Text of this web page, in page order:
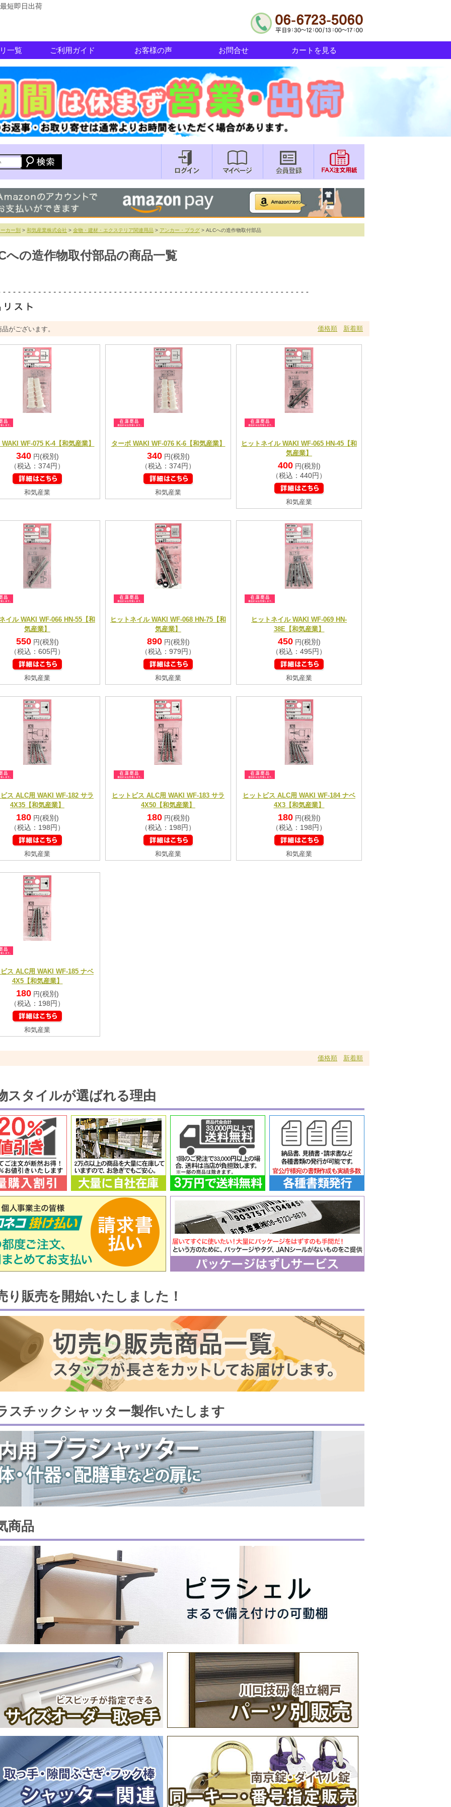
短即日出荷
一覧 ご利用ガイド お客様の声 お問合せ カートを見る
カー別 > 和気産業株式会社 > 金物・建材・エクステリア関連用品 > アンカー・プラグ > ALCへの造作物取付部品
への造作物取付部品の商品一覧
がございます。 価格順 新着順
WF-075 K-4【和気産業】
340円 (税別)
（税込：374円）
和気産業
ターボ WAKI WF-076 K-6【和気産業】
340円 (税別)
（税込：374円）
和気産業
ヒットネイル WAKI WF-065 HN-45【和
気産業】
400円 (税別)
（税込：440円）
和気産業
イル WAKI WF-066 HN-55【和
気産業】
550円 (税別)
（税込：605円）
和気産業
ヒットネイル WAKI WF-068 HN-75【和
気産業】
890円 (税別)
（税込：979円）
和気産業
ヒットネイル WAKI WF-069 HN-
38E【和気産業】
450円 (税別)
（税込：495円）
和気産業
ス ALC用 WAKI WF-182 サラ
4X35【和気産業】
180円 (税別)
（税込：198円）
和気産業
ヒットビス ALC用 WAKI WF-183 サラ
4X50【和気産業】
180円 (税別)
（税込：198円）
和気産業
ヒットビス ALC用 WAKI WF-184 ナベ
4X3【和気産業】
180円 (税別)
（税込：198円）
和気産業
ス ALC用 WAKI WF-185 ナベ
4X5【和気産業】
180円 (税別)
（税込：198円）
和気産業
価格順 新着順
スタイルが選ばれる理由
り販売を開始いたしました！
スチックシャッター製作いたします
商品